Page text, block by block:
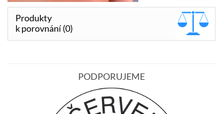
Produkty
k porovnání (0)
PODPORUJEME